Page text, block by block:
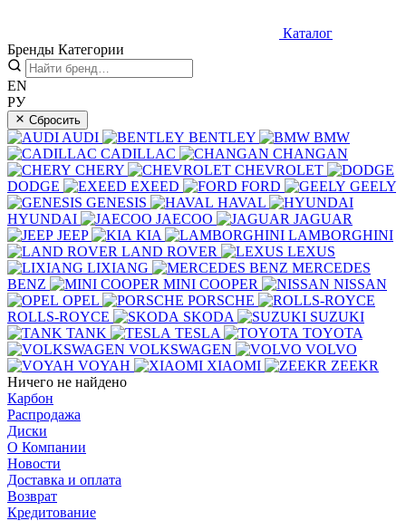
Каталог
Бренды Категории
EN
РУ
Сбросить
AUDI BENTLEY
BMW
CADILLAC
CHANGAN
CHERY
CHEVROLET
DODGE
EXEED FORD
GEELY
GENESIS
HAVAL
HYUNDAI
JAECOO
JAGUAR
JEEP
KIA
LAMBORGHINI
LAND ROVER
LEXUS
LIXIANG
MERCEDES
BENZ
MINI COOPER
NISSAN
OPEL
PORSCHE
ROLLS-ROYCE
SKODA
SUZUKI
TANK
TESLA
TOYOTA
VOLKSWAGEN
VOLVO
VOYAH
XIAOMI
ZEEKR
Ничего не найдено
Карбон
Распродажа
Диски
О Компании
Новости
Доставка и оплата
Возврат
Кредитование